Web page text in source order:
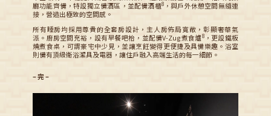
廳功能齊備，特設獨立備酒區，並配備酒櫃8，與戶外休憩空間無縫連
接，營造出極致的空間感。
所有睡房均採用尊貴的全套房設計，主人房佈局寬敞，彰顯奢華氣
派。廚房空間充裕，設有早餐吧枱，並配備V-Zug煮食爐8，更設鐵板
燒煮食桌，可謂豪宅中少見，並讓烹飪變得更便捷及具備樂趣。浴室
則備有頂級衛浴潔具及電器，讓住戶融入高端生活的每一細節。
–完–